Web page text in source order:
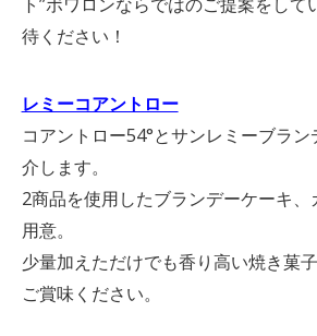
ト”ボワロンならではのご提案をし
待ください！
レミーコアントロー
コアントロー54°とサンレミーブラン
介します。
2商品を使用したブランデーケーキ
用意。
少量加えただけでも香り高い焼き菓
ご賞味ください。